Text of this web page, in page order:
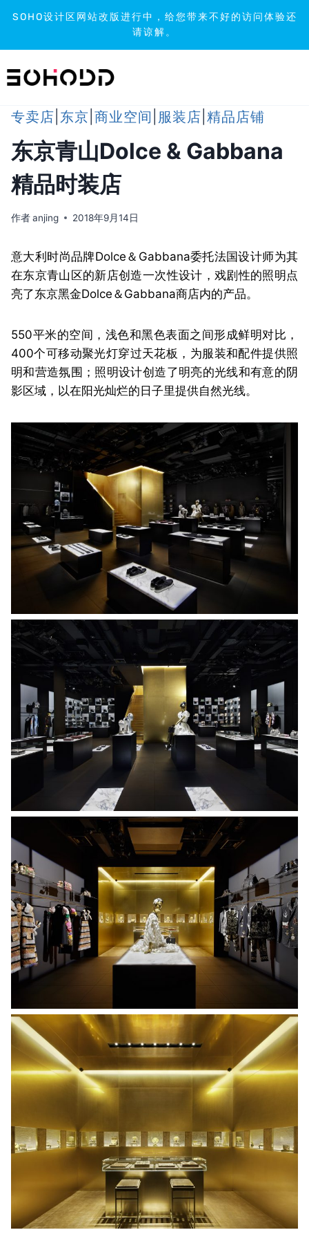
SOHO设计区网站改版进行中，给您带来不好的访问体验还
请谅解。
到
专卖店 东京 商业空间 服装店 精品店铺
东京青山Dolce & Gabbana
精品时装店
作者anjing 2018年9月14日
意大利时尚品牌Dolce＆Gabbana委托法国设计师为其
在东京青山区的新店创造一次性设计，戏剧性的照明点
亮了东京黑金Dolce＆Gabbana商店内的产品。
550平米的空间，浅色和黑色表面之间形成鲜明对比，
400个可移动聚光灯穿过天花板，为服装和配件提供照
明和营造氛围；照明设计创造了明亮的光线和有意的阴
影区域，以在阳光灿烂的日子里提供自然光线。